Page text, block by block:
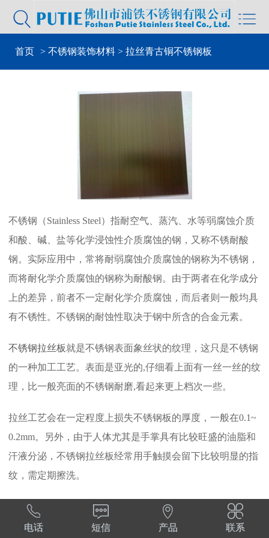


首页 > 不锈钢装饰材料 > 拉丝青古铜不锈钢板
不锈钢（Stainless Steel）指耐空气、蒸汽、水等弱腐蚀介质
和酸、碱、盐等化学浸蚀性介质腐蚀的钢，又称不锈耐酸
钢。实际应用中，常将耐弱腐蚀介质腐蚀的钢称为不锈钢，
而将耐化学介质腐蚀的钢称为耐酸钢。由于两者在化学成分
上的差异，前者不一定耐化学介质腐蚀，而后者则一般均具
有不锈性。不锈钢的耐蚀性取决于钢中所含的合金元素。
不锈钢拉丝板就是不锈钢表面象丝状的纹理，这只是不锈钢
的一种加工工艺。表面是亚光的,仔细看上面有一丝一丝的纹
理，比一般亮面的不锈钢耐磨,看起来更上档次一些。
拉丝工艺会在一定程度上损失不锈钢板的厚度，一般在0.1~
0.2mm。另外，由于人体尤其是手掌具有比较旺盛的油脂和
汗液分泌，不锈钢拉丝板经常用手触摸会留下比较明显的指
纹，需定期擦洗。
上一篇：拉丝镀钛金不锈钢板

电话

短信

产品

联系